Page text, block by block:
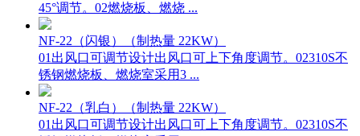
45°调节。02燃烧板、燃烧 ...
NF-22（闪银）（制热量 22KW）
01出风口可调节设计出风口可上下角度调节。02310S不
锈钢燃烧板、燃烧室采用3 ...
NF-22（乳白）（制热量 22KW）
01出风口可调节设计出风口可上下角度调节。02310S不